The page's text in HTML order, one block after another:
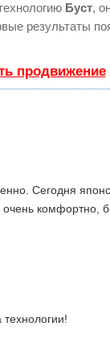
Буст,
результаты
продвижение
Сегодня
комфортно,
технологии!